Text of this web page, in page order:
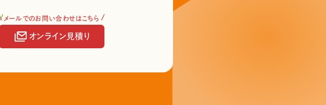
メールでのお問い合わせはこちら
オンライン見積り